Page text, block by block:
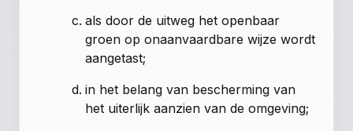
als door de uitweg het openbaar
groen op onaanvaardbare wijze wordt
aangetast;
in het belang van bescherming van
het uiterlijk aanzien van de omgeving;